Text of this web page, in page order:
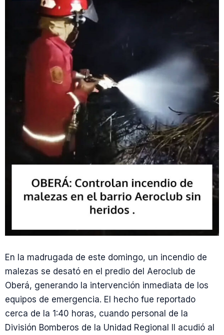
En la madrugada de este domingo, un incendio de
malezas se desató en el predio del Aeroclub de
Oberá, generando la intervención inmediata de los
equipos de emergencia. El hecho fue reportado
cerca de la 1:40 horas, cuando personal de la
División Bomberos de la Unidad Regional II acudió al